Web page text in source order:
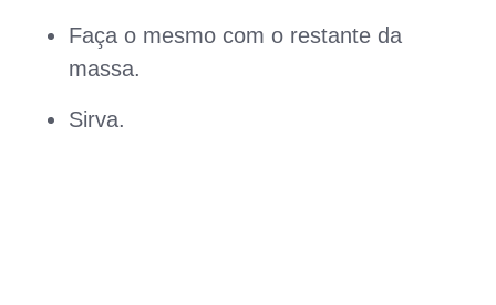
Faça o mesmo com o restante da
massa.
Sirva.